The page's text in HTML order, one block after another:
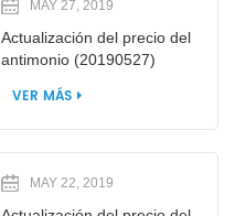
MAY 27, 2019
Actualización del precio del
antimonio (20190527)
VER MÁS
MAY 22, 2019